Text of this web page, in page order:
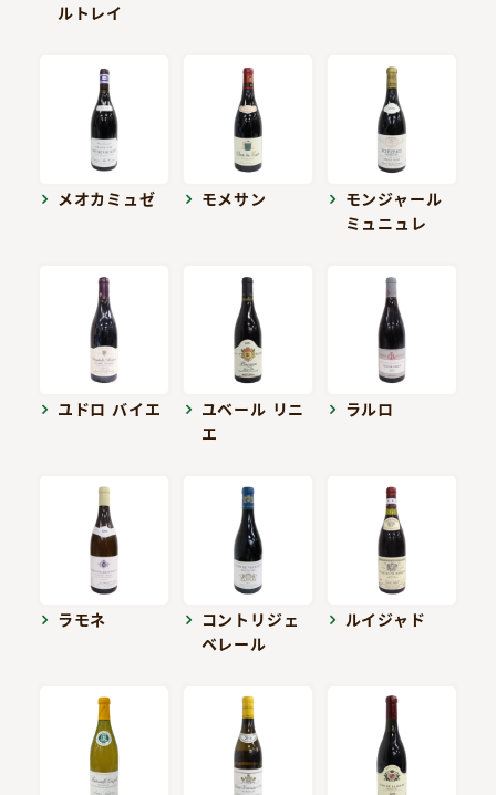
ルトレイ
メオカミュゼ モメサン
モンジャール
ミュニュレ
ユドロ バイエ
ユベール リニ
エ
ラルロ
ラモネ
コントリジェ
ベレール
ルイジャド